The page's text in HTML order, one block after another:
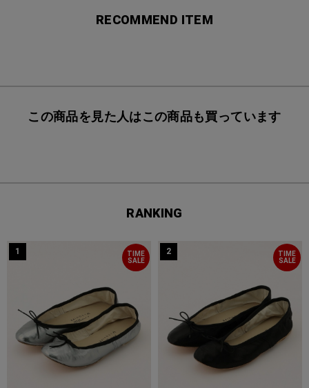
RECOMMEND ITEM
この商品を見た人はこの商品も買っています
RANKING
TIME
SALE
1
TIME
SALE
2